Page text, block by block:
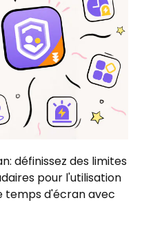
définissez des limites
pour l'utilisation
temps d'écran avec